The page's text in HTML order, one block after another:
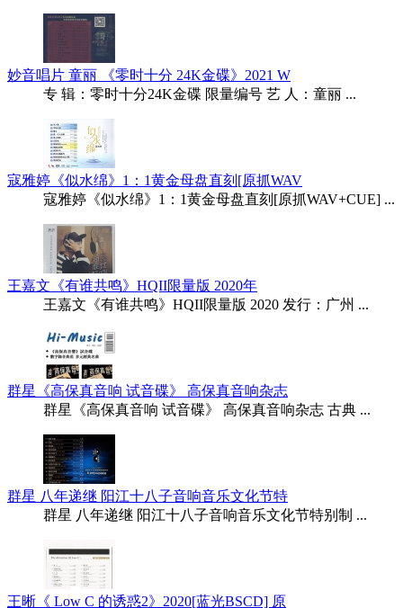
妙音唱片 童丽 《零时十分 24K金碟》2021 W
专 辑：零时十分24K金碟 限量编号 艺 人：童丽 ...
寇雅婷《似水绵》1：1黄金母盘直刻[原抓WAV
寇雅婷《似水绵》1：1黄金母盘直刻[原抓WAV+CUE] ...
王嘉文《有谁共鸣》HQII限量版 2020年
王嘉文《有谁共鸣》HQII限量版 2020 发行：广州 ...
群星《高保真音响 试音碟》 高保真音响杂志
群星《高保真音响 试音碟》 高保真音响杂志 古典 ...
群星 八年递继 阳江十八子音响音乐文化节特
群星 八年递继 阳江十八子音响音乐文化节特别制 ...
王晰《 Low C 的诱惑2》2020[蓝光BSCD] 原